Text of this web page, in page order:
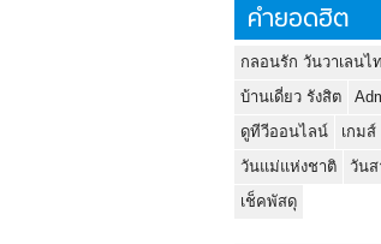
คำยอดฮิต
กลอนรัก วันวาเลนไ
บ้านเดี่ยว รังสิต
ดูทีวีออนไลน์
เกมส์
วันแม่แห่งชาติ
วัน
เช็คพัสดุ